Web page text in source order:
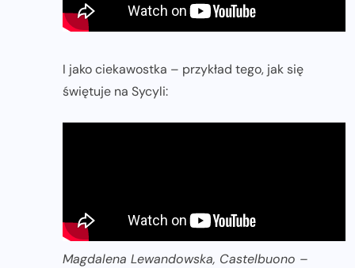
I jako ciekawostka – przykład tego, jak się
świętuje na Sycyli:
Magdalena Lewandowska, Castelbuono –